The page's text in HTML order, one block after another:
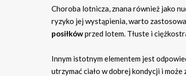
Choroba lotnicza, znana również jako
ryzyko jej wystąpienia, warto
posiłkówprzed lotem. Tłuste i
Innym istotnym elementem jest
utrzymać ciało w dobrej kondycji i